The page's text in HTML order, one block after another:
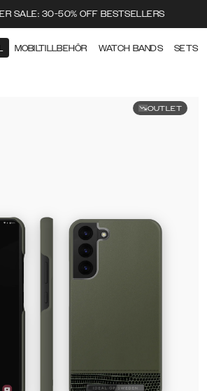
SALE: 30-50% OFF BESTSELLERS
MOBILTILLBEHÖR WATCH BANDS SETS
OUTLET